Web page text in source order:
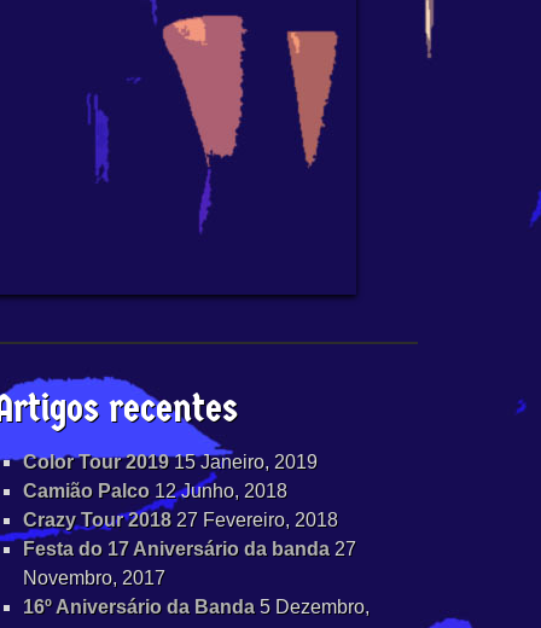
recentes
Color Tour 2019 15 Janeiro, 2019
Camião Palco 12 Junho, 2018
Crazy Tour 2018 27 Fevereiro, 2018
Festa do 17 Aniversário da banda 27
Novembro, 2017
16º Aniversário da Banda 5 Dezembro,